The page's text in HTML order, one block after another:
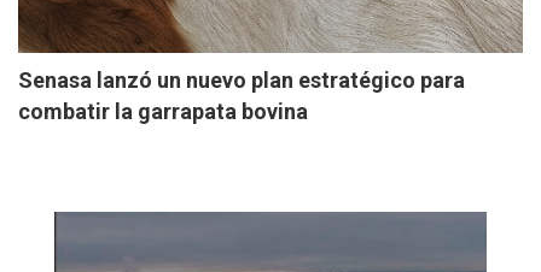
Senasa lanzó un nuevo plan estratégico para
combatir la garrapata bovina